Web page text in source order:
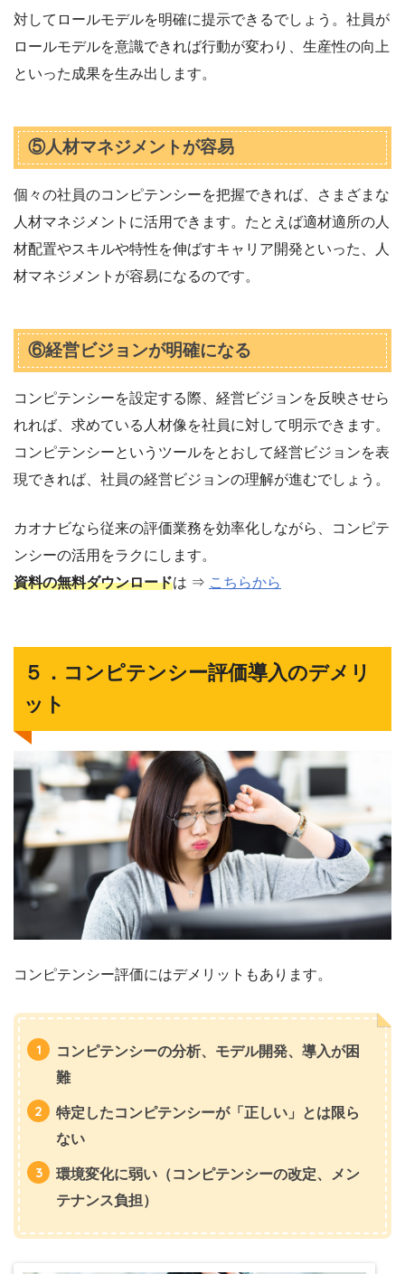
対してロールモデルを明確に提示できるでしょう。社員が
ロールモデルを意識できれば行動が変わり、生産性の向上
といった成果を生み出します。
⑤人材マネジメントが容易
個々の社員のコンピテンシーを把握できれば、さまざまな
人材マネジメントに活用できます。たとえば適材適所の人
材配置やスキルや特性を伸ばすキャリア開発といった、人
材マネジメントが容易になるのです。
⑥経営ビジョンが明確になる
コンピテンシーを設定する際、経営ビジョンを反映させら
れれば、求めている人材像を社員に対して明示できます。
コンピテンシーというツールをとおして経営ビジョンを表
現できれば、社員の経営ビジョンの理解が進むでしょう。
カオナビなら従来の評価業務を効率化しながら、コンピテ
ンシーの活用をラクにします。
資料の無料ダウンロードは ⇒ こちらから
５．コンピテンシー評価導入のデメリ
ット
コンピテンシー評価にはデメリットもあります。
コンピテンシーの分析、モデル開発、導入が困
難
特定したコンピテンシーが「正しい」とは限ら
ない
環境変化に弱い（コンピテンシーの改定、メン
テナンス負担）